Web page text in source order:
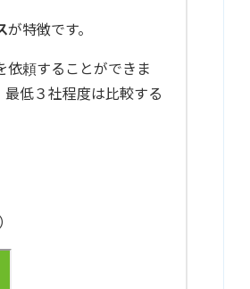
が特徴です。
依頼することができま
低３社程度は比較する